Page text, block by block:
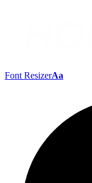
Font ResizerAa